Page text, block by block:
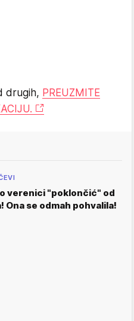
drugih, PREUZMITE
verenici "poklončić" od
Ona se odmah pohvalila!